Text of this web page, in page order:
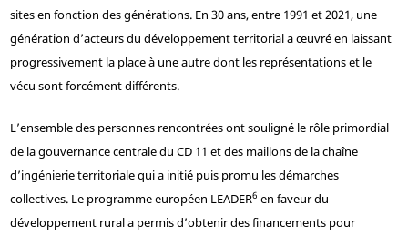
sites en fonction des générations. En 30 ans, entre 1991 et 2021, une
génération d’acteurs du développement territorial a œuvré en laissant
progressivement la place à une autre dont les représentations et le
vécu sont forcément différents.
L’ensemble des personnes rencontrées ont souligné le rôle primordial
de la gouvernance centrale du CD 11 et des maillons de la chaîne
d’ingénierie territoriale qui a initié puis promu les démarches
collectives. Le programme européen LEADER6 en faveur du
développement rural a permis d’obtenir des financements pour